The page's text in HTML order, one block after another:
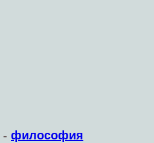
- философия